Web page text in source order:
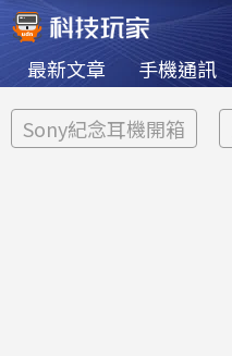
最新文章 手機通訊
Sony紀念耳機開箱